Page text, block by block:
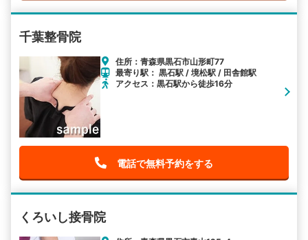
千葉整骨院
住所：青森県黒石市山形町77
最寄り駅： 黒石駅 / 境松駅 / 田舎館駅
アクセス：黒石駅から徒歩16分
電話で無料予約をする
くろいし接骨院